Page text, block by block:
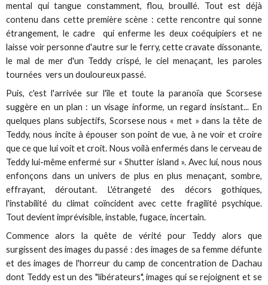
mental qui tangue constamment, flou, brouillé. Tout est déjà
contenu dans cette première scène : cette rencontre qui sonne
étrangement, le cadre qui enferme les deux coéquipiers et ne
laisse voir personne d'autre sur le ferry, cette cravate dissonante,
le mal de mer d'un Teddy crispé, le ciel menaçant, les paroles
tournées vers un douloureux passé.
Puis, c'est l'arrivée sur l'île et toute la paranoïa que Scorsese
suggère en un plan : un visage informe, un regard insistant... En
quelques plans subjectifs, Scorsese nous « met » dans la tête de
Teddy, nous incite à épouser son point de vue, à ne voir et croire
que ce que lui voit et croit. Nous voilà enfermés dans le cerveau de
Teddy lui-même enfermé sur « Shutter island ». Avec lui, nous nous
enfonçons dans un univers de plus en plus menaçant, sombre,
effrayant, déroutant. L'étrangeté des décors gothiques,
l'instabilité du climat coïncident avec cette fragilité psychique.
Tout devient imprévisible, instable, fugace, incertain.
Commence alors la quête de vérité pour Teddy alors que
surgissent des images du passé : des images de sa femme défunte
et des images de l'horreur du camp de concentration de Dachau
dont Teddy est un des "libérateurs", images qui se rejoignent et se